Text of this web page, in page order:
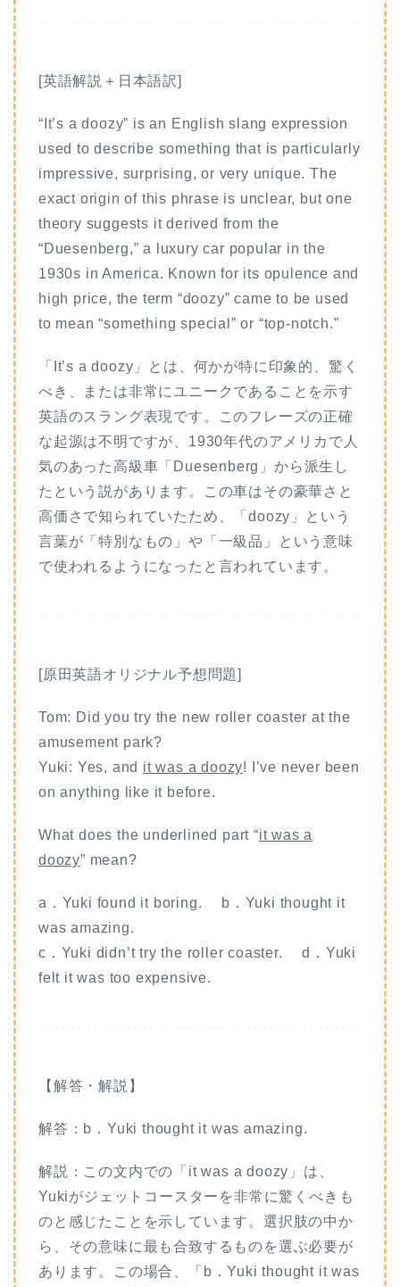
[英語解説＋日本語訳]
“It’s a doozy” is an English slang expression
used to describe something that is particularly
impressive, surprising, or very unique. The
exact origin of this phrase is unclear, but one
theory suggests it derived from the
“Duesenberg,” a luxury car popular in the
1930s in America. Known for its opulence and
high price, the term “doozy” came to be used
to mean “something special” or “top-notch.”
「It’s a doozy」とは、何かが特に印象的、驚く
べき、または非常にユニークであることを示す
英語のスラング表現です。このフレーズの正確
な起源は不明ですが、1930年代のアメリカで人
気のあった高級車「Duesenberg」から派生し
たという説があります。この車はその豪華さと
高価さで知られていたため、「doozy」という
言葉が「特別なもの」や「一級品」という意味
で使われるようになったと言われています。
[原田英語オリジナル予想問題]
Tom: Did you try the new roller coaster at the
amusement park?
Yuki: Yes, and it was a doozy! I’ve never been
on anything like it before.
What does the underlined part “it was a
doozy” mean?
a．Yuki found it boring. b．Yuki thought it
was amazing.
c．Yuki didn’t try the roller coaster. d．Yuki
felt it was too expensive.
【解答・解説】
解答：b．Yuki thought it was amazing.
解説：この文内での「it was a doozy」は、
Yukiがジェットコースターを非常に驚くべきも
のと感じたことを示しています。選択肢の中か
ら、その意味に最も合致するものを選ぶ必要が
あります。この場合、「b．Yuki thought it was